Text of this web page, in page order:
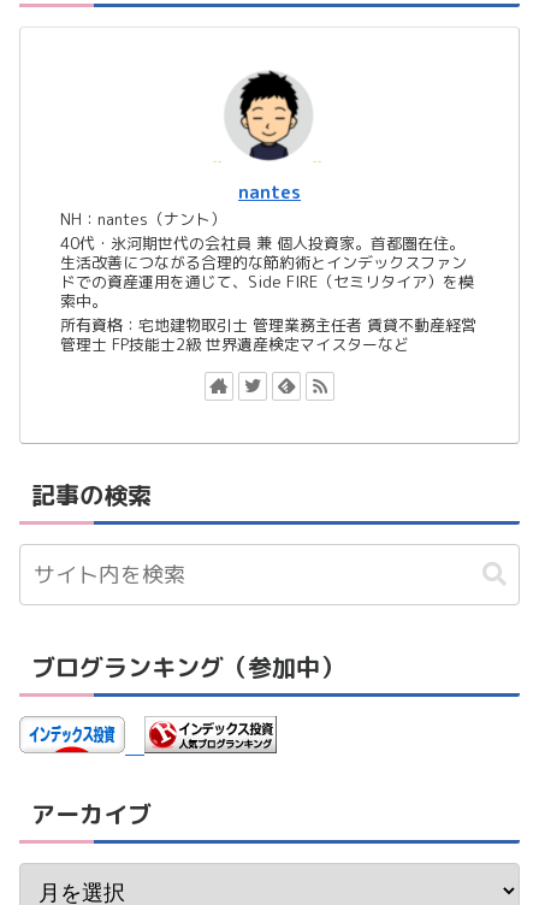
nantes
NH：nantes（ナント）
40代・氷河期世代の会社員 兼 個人投資家。首都圏在住。
生活改善につながる合理的な節約術とインデックスファン
ドでの資産運用を通じて、Side FIRE（セミリタイア）を模
索中。
所有資格：宅地建物取引士 管理業務主任者 賃貸不動産経営
管理士 FP技能士2級 世界遺産検定マイスターなど
記事の検索
ブログランキング（参加中）
アーカイブ